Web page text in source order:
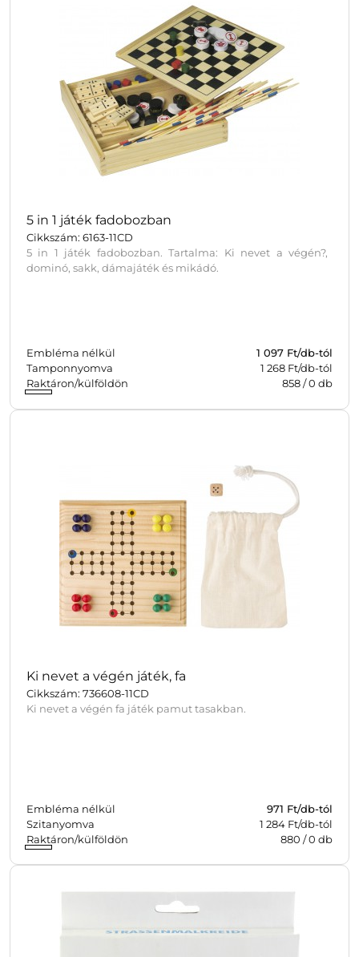
5 in 1 játék fadobozban
Cikkszám: 6163-11CD
5 in 1 játék fadobozban. Tartalma: Ki nevet a végén?,
dominó, sakk, dámajáték és mikádó.
Embléma nélkül 1 097 Ft/db-tól
Tamponnyomva
1 268 Ft/db-tól
Raktáron/külföldön
858/0 db
Ki nevet a végén játék, fa
Cikkszám: 736608-11CD
Ki nevet a végén fa játék pamut tasakban.
Embléma nélkül 971 Ft/db-tól
Szitanyomva
1 284 Ft/db-tól
Raktáron/külföldön
880 /0 db